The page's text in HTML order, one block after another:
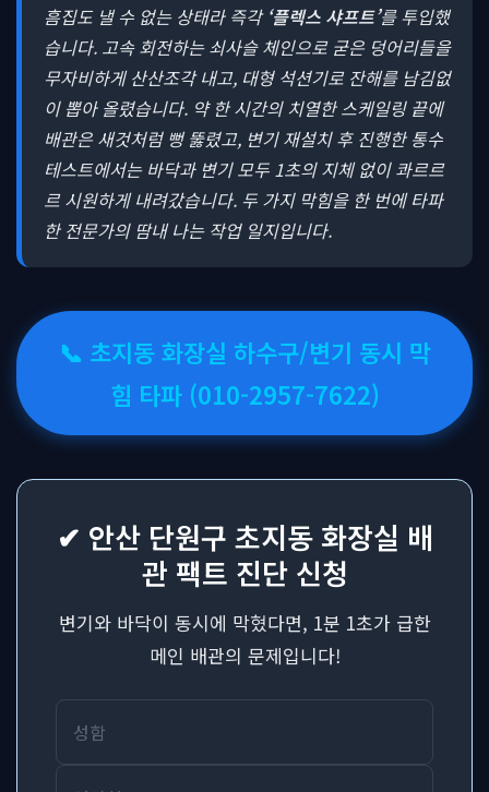
흠집도 낼 수 없는 상태라 즉각 ‘플렉스 샤프트’를 투입했
습니다. 고속 회전하는 쇠사슬 체인으로 굳은 덩어리들을
무자비하게 산산조각 내고, 대형 석션기로 잔해를 남김없
이 뽑아 올렸습니다. 약 한 시간의 치열한 스케일링 끝에
배관은 새것처럼 뻥 뚫렸고, 변기 재설치 후 진행한 통수
테스트에서는 바닥과 변기 모두 1초의 지체 없이 콰르르
르 시원하게 내려갔습니다. 두 가지 막힘을 한 번에 타파
한 전문가의 땀내 나는 작업 일지입니다.
📞 초지동 화장실 하수구/변기 동시 막
힘 타파 (010-2957-7622)
✔ 안산 단원구 초지동 화장실 배
관 팩트 진단 신청
변기와 바닥이 동시에 막혔다면, 1분 1초가 급한
메인 배관의 문제입니다!